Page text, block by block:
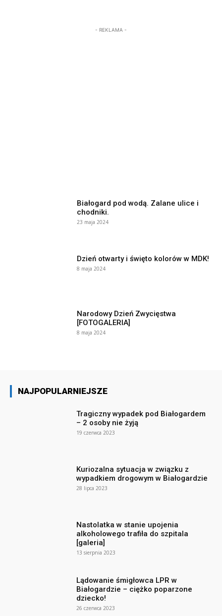
- REKLAMA -
Białogard pod wodą. Zalane ulice i
chodniki.
23 maja 2024
Dzień otwarty i święto kolorów w MDK!
8 maja 2024
Narodowy Dzień Zwycięstwa
[FOTOGALERIA]
8 maja 2024
NAJPOPULARNIEJSZE
Tragiczny wypadek pod Białogardem
– 2 osoby nie żyją
19 czerwca 2023
Kuriozalna sytuacja w związku z
wypadkiem drogowym w Białogardzie
28 lipca 2023
Nastolatka w stanie upojenia
alkoholowego trafiła do szpitala
[galeria]
13 sierpnia 2023
Lądowanie śmigłowca LPR w
Białogardzie – ciężko poparzone
dziecko!
26 czerwca 2023